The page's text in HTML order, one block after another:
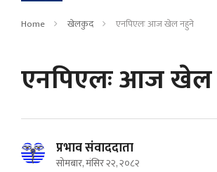
Home खेलकुद एनपिएलः आज खेल नहुने
एनपिएलः आज
प्रभाव संवाददाता
सोमबार, मंसिर २२, २०८२